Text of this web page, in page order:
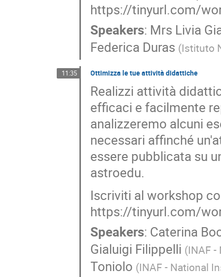
https://tinyurl.com/
Speakers: Mrs Livia
Federica Duras (Istituto
11:35 Ottimizza le tue attività didattiche
Realizzi attività
efficaci e facilmente
analizzeremo alcuni
necessari affinché
essere pubblicata su
astroedu.
Iscriviti al workshop
https://tinyurl.com/
Speakers: Caterina
Gialuigi Filippelli (INAF
Toniolo (INAF - National